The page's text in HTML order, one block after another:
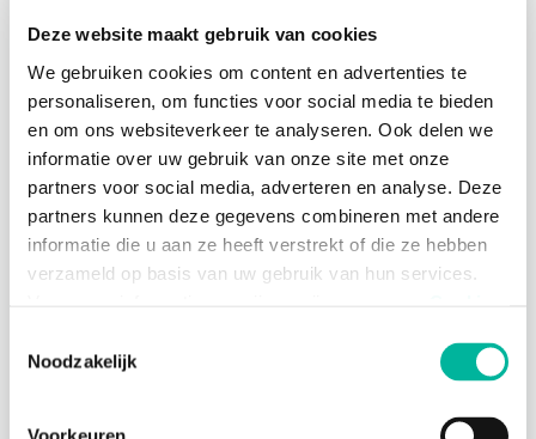
Deze website maakt gebruik van cookies
We gebruiken cookies om content en advertenties te
personaliseren, om functies voor social media te bieden
en om ons websiteverkeer te analyseren. Ook delen we
informatie over uw gebruik van onze site met onze
partners voor social media, adverteren en analyse. Deze
partners kunnen deze gegevens combineren met andere
informatie die u aan ze heeft verstrekt of die ze hebben
verzameld op basis van uw gebruik van hun services.
functioneren van de website en kunnen niet worden
Noodzakelijk
Gérer les stocks et les listes d'attente
Activer les réductions
Tester l'affichage
Paramètres du formulaire
Activer les paiements en ligne
Activer les paiements différés et les acomptes
Configurer le message de confirmation
Gérer les tags